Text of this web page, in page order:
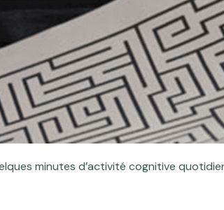
minutes d’activité cognitive